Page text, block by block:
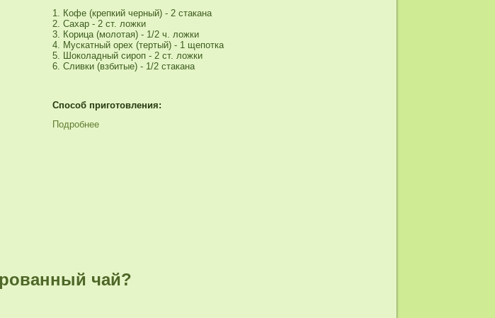
Кофе (крепкий черный) - 2 стакана
Сахар - 2 ст. ложки
Корица (молотая) - 1/2 ч. ложки
Мускатный орех (тертый) - 1 щепотка
Шоколадный сироп - 2 ст. ложки
Сливки (взбитые) - 1/2 стакана
Способ приготовления:
Подробнее
чай?